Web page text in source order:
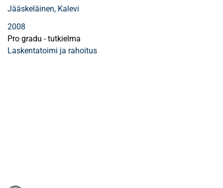
Jääskeläinen, Kalevi
2008
Pro gradu - tutkielma
Laskentatoimi ja rahoitus